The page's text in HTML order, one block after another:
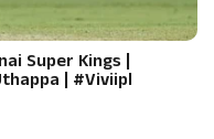
Super Kings |
| #Viviipl